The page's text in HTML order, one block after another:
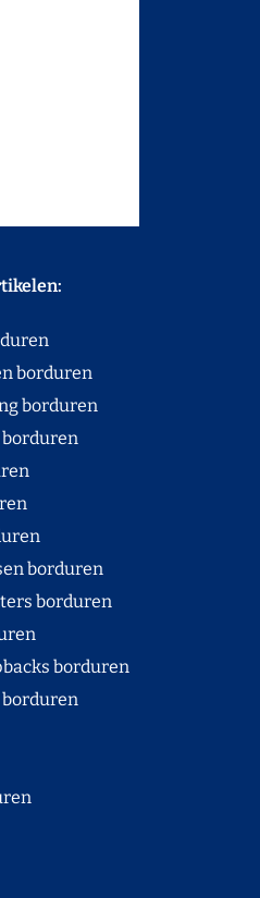
borduren
borduren